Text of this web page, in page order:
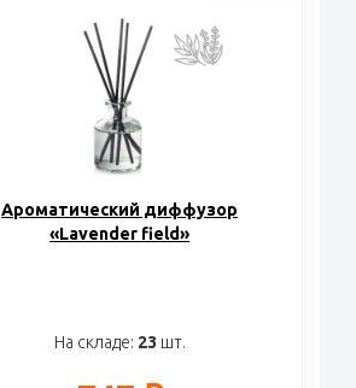
Ароматический диффузор
«Lavender field»
На складе: 23 шт.